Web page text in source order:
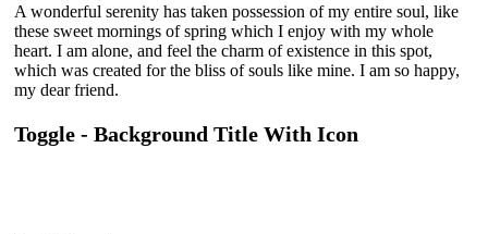
A wonderful serenity has taken possession of my entire soul, like
these sweet mornings of spring which I enjoy with my whole
heart. I am alone, and feel the charm of existence in this spot,
which was created for the bliss of souls like mine. I am so happy,
my dear friend.
Toggle - Background Title With Icon